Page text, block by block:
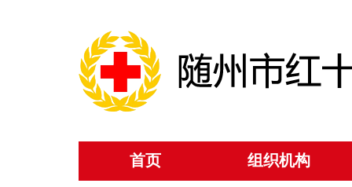
首页 组织机构